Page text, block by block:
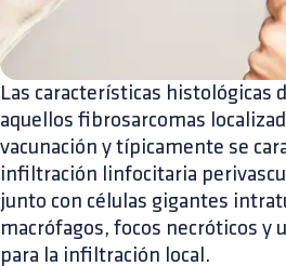
Las características histológicas
aquellos fibrosarcomas
vacunación y típicamente se
infiltración linfocitaria
junto con células gigantes
macrófagos, focos necróticos y
para la infiltración local.